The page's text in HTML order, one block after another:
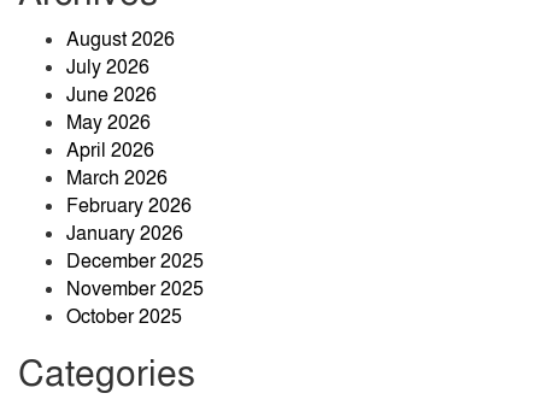
August 2026
July 2026
June 2026
May 2026
April 2026
March 2026
February 2026
January 2026
December 2025
November 2025
October 2025
Categories